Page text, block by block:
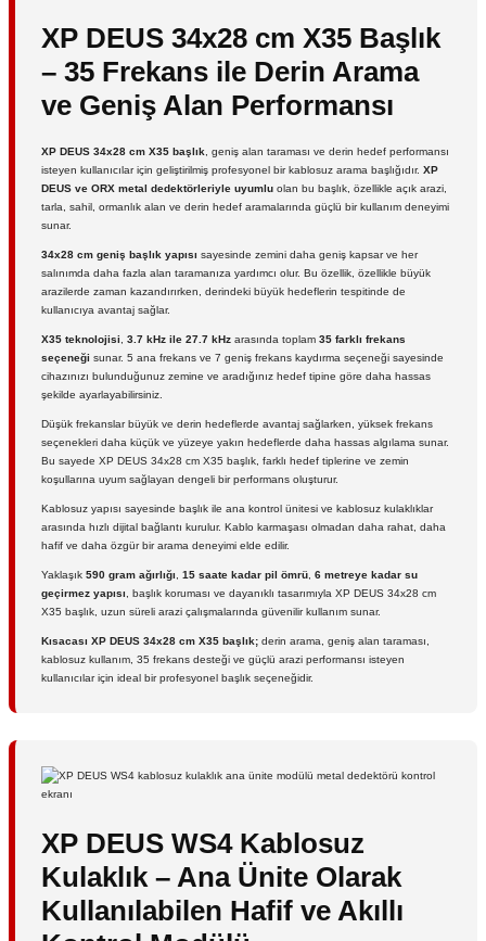
XP DEUS 34x28 cm X35 Başlık
– 35 Frekans ile Derin Arama
ve Geniş Alan Performansı
XP DEUS 34x28 cm X35 başlık, geniş alan taraması ve derin hedef performansı
isteyen kullanıcılar için geliştirilmiş profesyonel bir kablosuz arama başlığıdır. XP
DEUS ve ORX metal dedektörleriyle uyumlu olan bu başlık, özellikle açık arazi,
tarla, sahil, ormanlık alan ve derin hedef aramalarında güçlü bir kullanım deneyimi
sunar.
34x28 cm geniş başlık yapısı sayesinde zemini daha geniş kapsar ve her
salınımda daha fazla alan taramanıza yardımcı olur. Bu özellik, özellikle büyük
arazilerde zaman kazandırırken, derindeki büyük hedeflerin tespitinde de
kullanıcıya avantaj sağlar.
X35 teknolojisi, 3.7 kHz ile 27.7 kHz arasında toplam 35 farklı frekans
seçeneği sunar. 5 ana frekans ve 7 geniş frekans kaydırma seçeneği sayesinde
cihazınızı bulunduğunuz zemine ve aradığınız hedef tipine göre daha hassas
şekilde ayarlayabilirsiniz.
Düşük frekanslar büyük ve derin hedeflerde avantaj sağlarken, yüksek frekans
seçenekleri daha küçük ve yüzeye yakın hedeflerde daha hassas algılama sunar.
Bu sayede XP DEUS 34x28 cm X35 başlık, farklı hedef tiplerine ve zemin
koşullarına uyum sağlayan dengeli bir performans oluşturur.
Kablosuz yapısı sayesinde başlık ile ana kontrol ünitesi ve kablosuz kulaklıklar
arasında hızlı dijital bağlantı kurulur. Kablo karmaşası olmadan daha rahat, daha
hafif ve daha özgür bir arama deneyimi elde edilir.
Yaklaşık 590 gram ağırlığı, 15 saate kadar pil ömrü, 6 metreye kadar su
geçirmez yapısı, başlık koruması ve dayanıklı tasarımıyla XP DEUS 34x28 cm
X35 başlık, uzun süreli arazi çalışmalarında güvenilir kullanım sunar.
Kısacası XP DEUS 34x28 cm X35 başlık; derin arama, geniş alan taraması,
kablosuz kullanım, 35 frekans desteği ve güçlü arazi performansı isteyen
kullanıcılar için ideal bir profesyonel başlık seçeneğidir.
XP DEUS WS4 Kablosuz
Kulaklık – Ana Ünite Olarak
Kullanılabilen Hafif ve Akıllı